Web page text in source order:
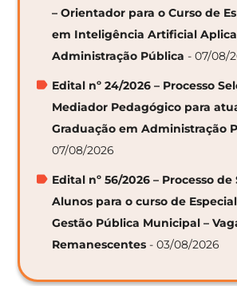
– Orientador para o Curso de
em Inteligência Artificial
Administração Pública - 07/08/
Edital nº 24/2026 – Processo
Mediador Pedagógico para
Graduação em Administração
07/08/2026
Edital nº 56/2026 – Processo de
Alunos para o curso de
Gestão Pública Municipal –
Remanescentes - 03/08/2026